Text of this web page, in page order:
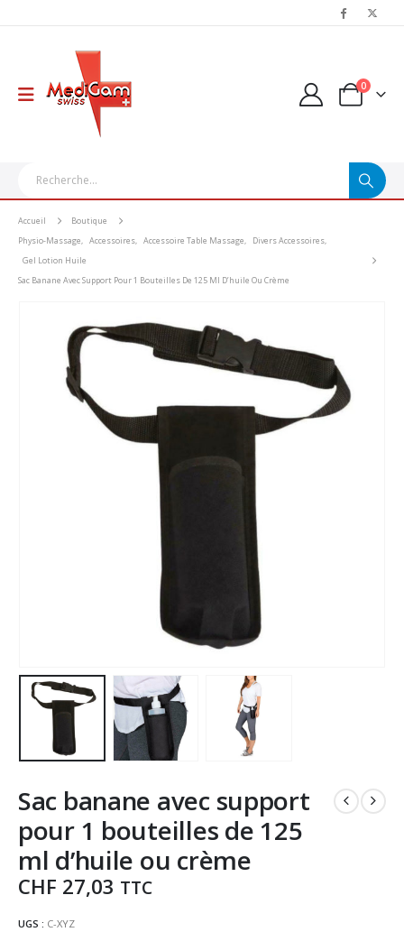
0
Accueil
Boutique
Physio-Massage, Accessoires, Accessoire Table Massage, Divers Accessoires,
Gel Lotion Huile
Sac Banane Avec Support Pour 1 Bouteilles De 125 Ml D’huile Ou Crème
Sac banane avec support
pour 1 bouteilles de 125
ml d’huile ou crème
CHF 27,03 TTC
UGS : C-XYZ